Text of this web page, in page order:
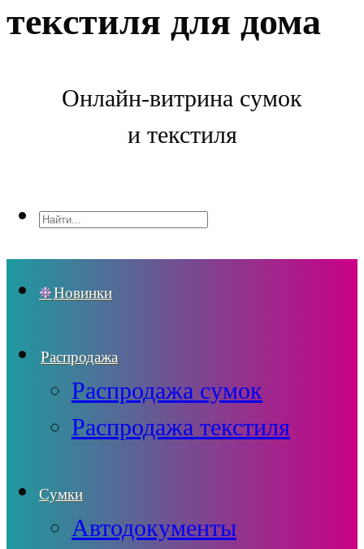
текстиля для дома
Онлайн-витрина сумок
и текстиля
Новинки
Распродажа
Распродажа сумок
Распродажа текстиля
Сумки
Автодокументы